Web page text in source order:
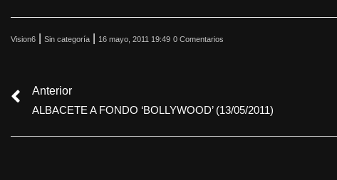
Vision6 Sin categoría 16 mayo, 2011 19:49 0 Comentarios
Anterior
ALBACETE A FONDO ‘BOLLYWOOD’ (13/05/2011)